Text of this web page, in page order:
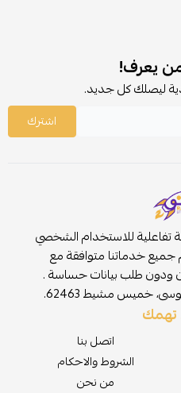
يعرف!
ليصلك كل جديد.
اشترك
تفاعلية للاستخدام الشخصي
خدماتنا متوافقة مع
ودون طلب بيانات حساسة .
خميس مشيط 62463.
تهمك
اتصل بنا
الشروط والاحكام
من نحن